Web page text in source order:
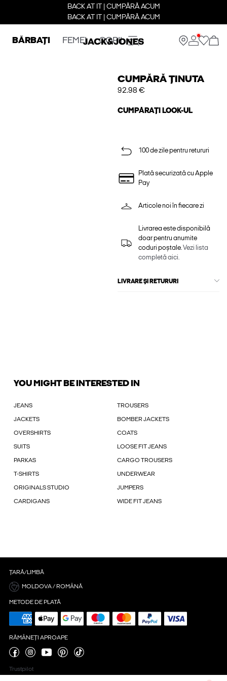
BACK AT IT | CUMPĂRĂ ACUM
BACK AT IT | CUMPĂRĂ ACUM
BĂRBAȚI FEMEI COPII
CUMPĂRĂ ȚINUTA
92.98 €
CUMPĂRAȚI LOOK-UL
100 de zile pentru retururi
Plată securizată cu Apple
Pay
Articole noi în fiecare zi
Livrarea este disponibilă
doar pentru anumite
coduri poștale.Vezi lista
completă aici.
LIVRARE ȘI RETURURI
YOU MIGHT BE INTERESTED IN
JEANS TROUSERS
JACKETS BOMBER JACKETS
OVERSHIRTS COATS
SUITS LOOSE FIT JEANS
PARKAS CARGO TROUSERS
T-SHIRTS UNDERWEAR
ORIGINALS STUDIO JUMPERS
CARDIGANS WIDE FIT JEANS
ȚARĂ/LIMBĂ
MOLDOVA / ROMÂNĂ
METODE DE PLATĂ
RĂMÂNEȚI APROAPE
Trustpilot